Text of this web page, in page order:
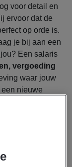
voor detail en
ervoor dat de
op orde is.
je bij aan een
Een salaris
vergoeding
waar jouw
nieuwe